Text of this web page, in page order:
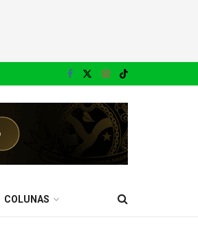
COLUNAS